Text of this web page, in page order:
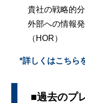
貴社の戦略的
外部への情報
（HOR）
*詳しくはこちら
■過去のプ